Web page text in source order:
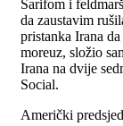
Šarifom i
da zaustavim
pristanka Irana
moreuz, složio
Irana na dvije
Social.
Američki